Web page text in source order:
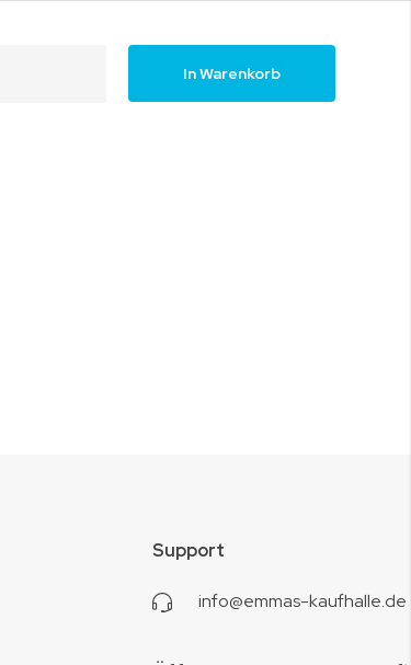
In Warenkorb
Support
info@emmas-kaufhalle.de